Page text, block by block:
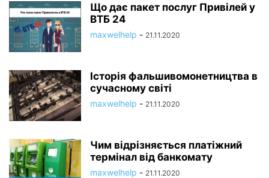
Що дає пакет послуг Привілей у
ВТБ 24
maxwelhelp - 21.11.2020
Історія фальшивомонетництва в
сучасному світі
maxwelhelp - 21.11.2020
Чим відрізняється платіжний
термінал від банкомату
maxwelhelp - 21.11.2020